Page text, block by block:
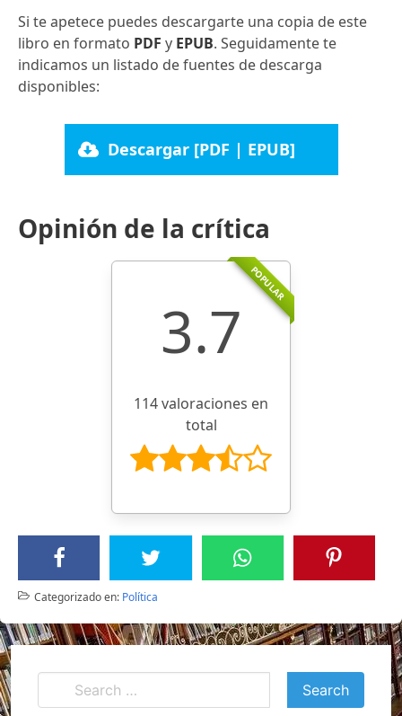
Si te apetece puedes descargarte una copia de este
libro en formato PDF y EPUB. Seguidamente te
indicamos un listado de fuentes de descarga
disponibles:
Descargar [PDF | EPUB]
Opinión de la crítica
POPULAR
3.7
114 valoraciones en
total
Categorizado en: Política